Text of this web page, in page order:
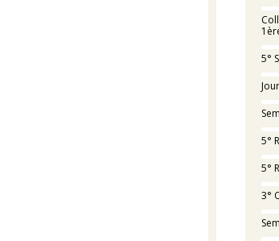
5°
5°
5°
3°